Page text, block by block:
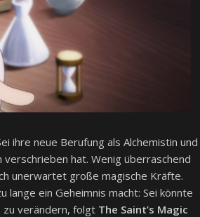
ihre neue Berufung als Alchemistin und
hat. Wenig überraschend
unerwartet große magische Kräfte.
ein Geheimnis macht: Sei könnte
zu verändern, folgt The Saint’s Magic